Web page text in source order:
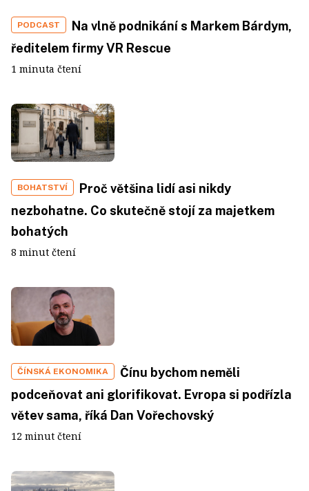
PODCAST
Na vlně podnikání s Markem Bárdym,
ředitelem firmy VR Rescue
1 minuta čtení
BOHATSTVÍ
Proč většina lidí asi nikdy
nezbohatne. Co skutečně stojí za majetkem
bohatých
8 minut čtení
ČÍNSKÁ EKONOMIKA
Čínu bychom neměli
podceňovat ani glorifikovat. Evropa si podřízla
větev sama, říká Dan Vořechovský
12 minut čtení